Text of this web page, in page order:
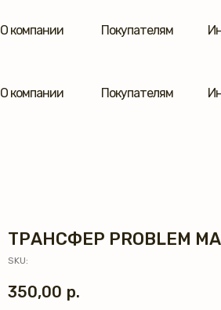
О компании Покупателям
О компании Покупателям
ТРАНСФЕР PROBLEM
SKU:
350,00 р.